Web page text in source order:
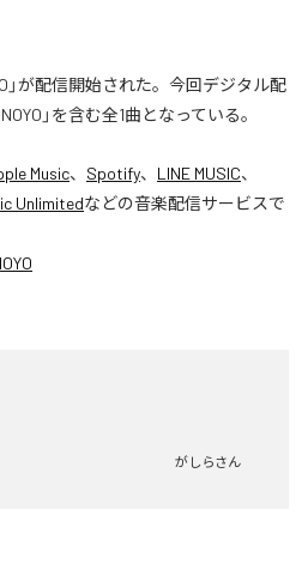
」が配信開始された。今回デジタル配
」を含む全1曲となっている。
Music、 Spotify、 LINE MUSIC、
Unlimitedなどの音楽配信サービスで
がしらさん